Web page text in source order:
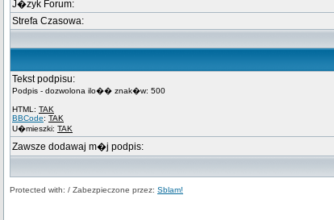
J�zyk Forum:
Strefa Czasowa:
Tekst podpisu:
Podpis - dozwolona ilo�� znak�w: 500
HTML: TAK
BBCode: TAK
U�mieszki: TAK
Zawsze dodawaj m�j podpis:
Protected with: / Zabezpieczone przez: Sblam!